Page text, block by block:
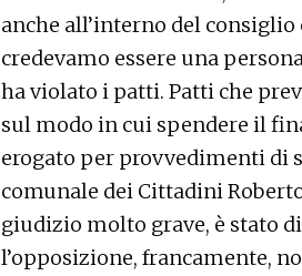
anche all’interno del
credevamo essere una
ha violato i patti. Patti che
sul modo in cui spendere il
erogato per provvedimenti di
comunale dei Cittadini
giudizio molto grave, è stato
l’opposizione, francamente,